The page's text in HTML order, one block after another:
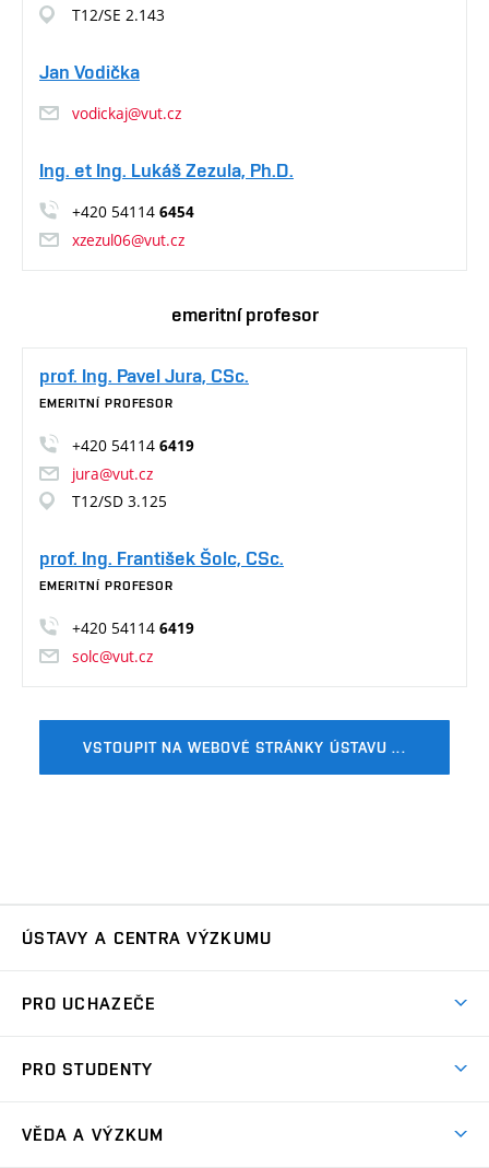
T12/SE 2.143
Jan Vodička
vodickaj@vut.cz
Ing. et Ing. Lukáš Zezula, Ph.D.
+420 54114 6454
xzezul06@vut.cz
emeritní profesor
prof. Ing. Pavel Jura, CSc.
EMERITNÍ PROFESOR
+420 54114 6419
jura@vut.cz
T12/SD 3.125
prof. Ing. František Šolc, CSc.
EMERITNÍ PROFESOR
+420 54114 6419
solc@vut.cz
VSTOUPIT NA WEBOVÉ STRÁNKY ÚSTAVU ...
ÚSTAVY A CENTRA VÝZKUMU
Ústav automatizace a měřicí techniky
PRO UCHAZEČE
Přijímačky
PRO STUDENTY
VĚDA A VÝZKUM